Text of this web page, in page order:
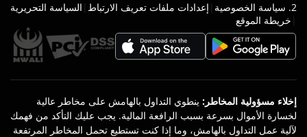
2. سياسة الخصوصية | إعدادات ملفات تعريف الارتباط | السياسة التحريرية
| خريطة الموقع
إخلاء مسؤولية المخاطر : ينطوي التداول بالهامش على مخاطر عالية
لخسارة الأموال بسرعة بسبب الرافعة المالية. يجب عليك التأكد من فهمك
لآلية عمل التداول بالهامش، وما إذا كنت تستطيع تحمل المخاطر المرتفعة